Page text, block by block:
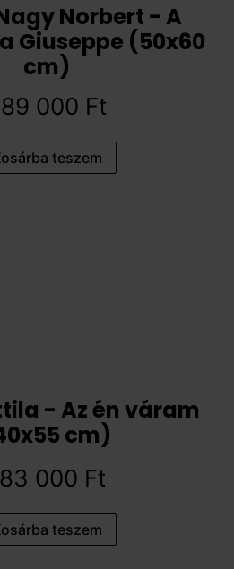
Norbert - A
Giuseppe (50x60
cm)
000 Ft
teszem
- Az én váram
cm)
000 Ft
teszem